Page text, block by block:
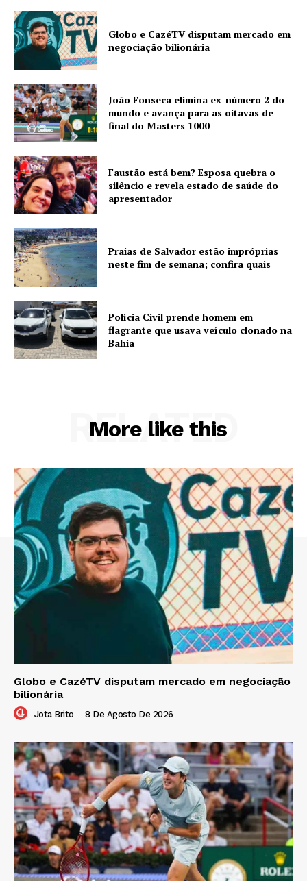
Globo e CazéTV disputam mercado em
negociação bilionária
João Fonseca elimina ex-número 2 do
mundo e avança para as oitavas de
final do Masters 1000
Faustão está bem? Esposa quebra o
silêncio e revela estado de saúde do
apresentador
Praias de Salvador estão impróprias
neste fim de semana; confira quais
Polícia Civil prende homem em
flagrante que usava veículo clonado na
Bahia
More like this
RELATED
Globo e CazéTV disputam mercado em negociação
bilionária
Jota Brito - 8 De Agosto De 2026